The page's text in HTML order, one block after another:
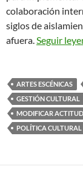
colaboración
siglos de
afuera.Seguir
ARTES ESCÉNICAS
GESTIÓN CULTURAL
MODIFICAR
POLÍTICA CULTURAL